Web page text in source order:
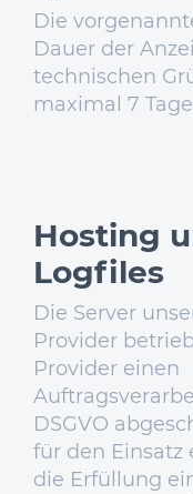
Die
Dauer der
technischen
maximal 7
Hosting
Logfiles
Die Server
Provider
Provider einen
DSGVO
für den Einsatz
die Erfüllung